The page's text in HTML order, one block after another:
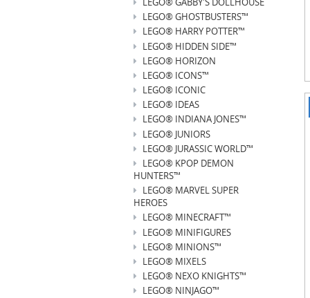
LEGO® GABBY'S DOLLHOUSE
LEGO® GHOSTBUSTERS™
LEGO® HARRY POTTER™
LEGO® HIDDEN SIDE™
LEGO® HORIZON
LEGO® ICONS™
LEGO® ICONIC
LEGO® IDEAS
LEGO® INDIANA JONES™
LEGO® JUNIORS
LEGO® JURASSIC WORLD™
LEGO® KPOP DEMON
HUNTERS™
LEGO® MARVEL SUPER
HEROES
LEGO® MINECRAFT™
LEGO® MINIFIGURES
LEGO® MINIONS™
LEGO® MIXELS
LEGO® NEXO KNIGHTS™
LEGO® NINJAGO™